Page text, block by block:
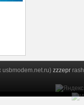
usbmodem.net.ru) zzzepr